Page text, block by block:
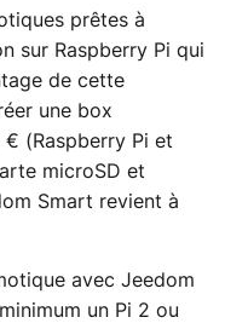
prêtes à
sur Raspberry Pi qui
de cette
une box
(Raspberry Pi et
microSD et
Smart revient à
avec Jeedom
un Pi 2 ou